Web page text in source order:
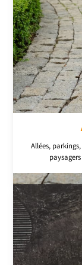
Allées,